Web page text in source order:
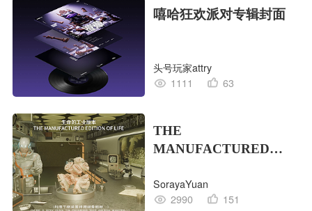
嘻哈狂欢派对专辑封面
头号玩家attry
1111
63
THE
MANUFACTURED
的工业版本
SorayaYuan
2990
151